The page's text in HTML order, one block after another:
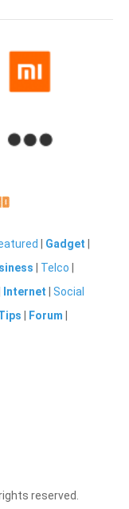
Gadget
Telco
Internet |Social
Forum
reserved.